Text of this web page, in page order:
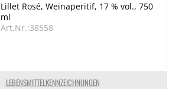
LEBENSMITTELKENNZEICHNUNGEN
Lillet Rosé, Weinaperitif, 17 % vol., 750
ml
Art.Nr.:38558